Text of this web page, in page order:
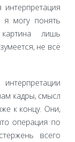
я могу понять
лишь
не всё
кадры, смысл
к концу. Они,
операция по
всего